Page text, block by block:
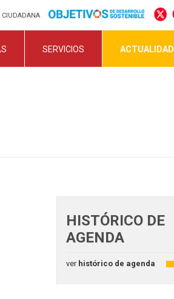
CIUDADANA
SERVICIOS ACTUALIDAD
HISTÓRICO DE
AGENDA
verhistórico de agenda